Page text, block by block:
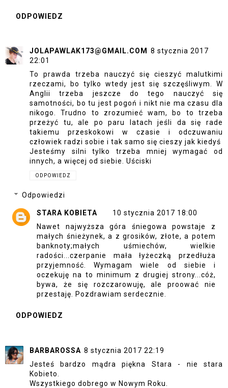
ODPOWIEDZ
JOLAPAWLAK173@GMAIL.COM
8 stycznia 2017
22:01
To prawda trzeba nauczyć się cieszyć malutkimi
rzeczami, bo tylko wtedy jest się szczęśliwym. W
Anglii trzeba jeszcze do tego nauczyć się
samotności, bo tu jest pogoń i nikt nie ma czasu dla
nikogo. Trudno to zrozumieć wam, bo to trzeba
przeżyć tu, ale po paru latach jeśli da się rade
takiemu przeskokowi w czasie i odczuwaniu
człowiek radzi sobie i tak samo się cieszy jak kiedyś
Jesteśmy silni tylko trzeba mniej wymagać od
innych, a więcej od siebie. Uściski
ODPOWIEDZ
Odpowiedzi
STARA KOBIETA
10 stycznia 2017 18:00
Nawet najwyższa góra śniegowa powstaje z
małych śnieżynek, a z grosików, złote, a potem
banknoty;małych uśmiechów, wielkie
radości...czerpanie mała łyżeczką przedłuża
przyjemność. Wymagam wiele od siebie i
oczekuję na to minimum z drugiej strony...cóż,
bywa, że się rozczarowuję, ale proować nie
przestaję. Pozdrawiam serdecznie.
ODPOWIEDZ
BARBAROSSA 8 stycznia 2017 22:19
Jesteś bardzo mądra piękna Stara - nie stara
Kobieto.
Wszystkiego dobrego w Nowym Roku.